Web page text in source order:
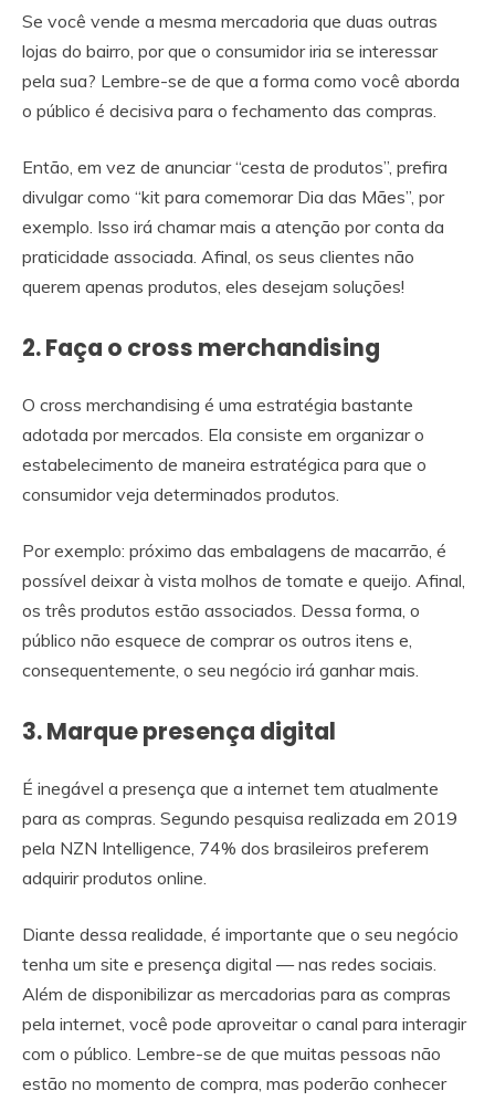
Se você vende a mesma mercadoria que duas outras
lojas do bairro, por que o consumidor iria se interessar
pela sua? Lembre-se de que a forma como você aborda
o público é decisiva para o fechamento das compras.
Então, em vez de anunciar “cesta de produtos”, prefira
divulgar como “kit para comemorar Dia das Mães”, por
exemplo. Isso irá chamar mais a atenção por conta da
praticidade associada. Afinal, os seus clientes não
querem apenas produtos, eles desejam soluções!
2. Faça o cross merchandising
O cross merchandising é uma estratégia bastante
adotada por mercados. Ela consiste em organizar o
estabelecimento de maneira estratégica para que o
consumidor veja determinados produtos.
Por exemplo: próximo das embalagens de macarrão, é
possível deixar à vista molhos de tomate e queijo. Afinal,
os três produtos estão associados. Dessa forma, o
público não esquece de comprar os outros itens e,
consequentemente, o seu negócio irá ganhar mais.
3. Marque presença digital
É inegável a presença que a internet tem atualmente
para as compras. Segundo pesquisa realizada em 2019
pela NZN Intelligence, 74% dos brasileiros preferem
adquirir produtos online.
Diante dessa realidade, é importante que o seu negócio
tenha um site e presença digital — nas redes sociais.
Além de disponibilizar as mercadorias para as compras
pela internet, você pode aproveitar o canal para interagir
com o público. Lembre-se de que muitas pessoas não
estão no momento de compra, mas poderão conhecer